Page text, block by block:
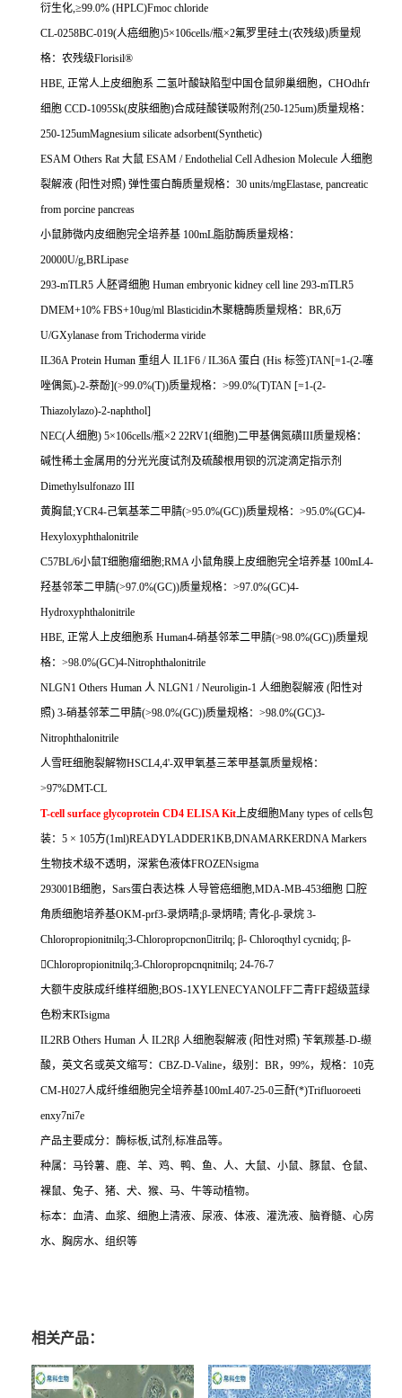
衍生化,≥99.0% (HPLC)Fmoc chloride
CL-0258BC-019(人癌细胞)5×106cells/瓶×2氟罗里硅土(农残级)质量规
格：农残级Florisil®
HBE, 正常人上皮细胞系 二氢叶酸缺陷型中国仓鼠卵巢细胞， CHOdhfr
细胞 CCD-1095Sk(皮肤细胞)合成硅酸镁吸附剂 (250-125um)质量规格：
250-125umMagnesium silicate adsorbent(Synthetic)
ESAM Others Rat大鼠 ESAM / Endothelial Cell Adhesion Molecule 人细胞
裂解液 (阳性对照) 弹性蛋白酶质量规格： 30 units/mgElastase, pancreatic
from porcine pancreas
小鼠肺微内皮细胞完全培养基 100mL脂肪酶质量规格：
20000U/g,BRLipase
293-mTLR5 人胚肾细胞 Human embryonic kidney cell line 293-mTLR5
DMEM+10% FBS+10ug/ml Blasticidin木聚糖酶质量规格： BR,6万
U/GXylanase from Trichoderma viride
IL36A Protein Human 重组人 IL1F6 / IL36A蛋白 (His 标签)TAN[=1-(2-噻
唑偶氮)-2-萘酚](>99.0%(T))质量规格： >99.0%(T)TAN [=1-(2-
Thiazolylazo)-2-naphthol]
NEC(人细胞) 5×106cells/瓶×2 22RV1(细胞)二甲基偶氮磺III质量规格：
碱性稀土金属用的分光光度试剂及硫酸根用钡的沉淀滴定指示剂
Dimethylsulfonazo III
黄胸鼠;YCR4-己氧基苯二甲腈(>95.0%(GC))质量规格： >95.0%(GC)4-
Hexyloxyphthalonitrile
C57BL/6小鼠T细胞瘤细胞;RMA小鼠角膜上皮细胞完全培养基 100mL4-
羟基邻苯二甲腈(>97.0%(GC))质量规格： >97.0%(GC)4-
Hydroxyphthalonitrile
HBE, 正常人上皮细胞系 Human4-硝基邻苯二甲腈(>98.0%(GC))质量规
格： >98.0%(GC)4-Nitrophthalonitrile
NLGN1 Others Human 人 NLGN1 / Neuroligin-1 人细胞裂解液 (阳性对
照) 3-硝基邻苯二甲腈(>98.0%(GC))质量规格： >98.0%(GC)3-
Nitrophthalonitrile
人雪旺细胞裂解物HSCL4,4'-双甲氧基三苯甲基氯质量规格：
>97%DMT-CL
T-cell surface glycoprotein CD4 ELISA Kit上皮细胞Many types of cells包
装： 5 × 105方(1ml)READYLADDER1KB,DNAMARKERDNA Markers
生物技术级不透明，深紫色液体FROZENsigma
293001B细胞， Sars蛋白表达株 人导管癌细胞,MDA-MB-453细胞 口腔
角质细胞培养基OKM-prf3-录炳晴;β-录炳晴; 青化-β-录烷 3-
Chloropropionitnilq;3-Chloropropcnonitrilq; β- Chloroqthyl cycnidq; β-
Chloropropionitnilq;3-Chloropropcnqnitnilq; 24-76-7
大额牛皮肤成纤维样细胞;BOS-1XYLENECYANOLFF二青FF超级蓝绿
色粉末RTsigma
IL2RB Others Human 人 IL2Rβ 人细胞裂解液 (阳性对照) 苄氧羰基-D-缬
酸，英文名或英文缩写： CBZ-D-Valine，级别： BR， 99%，规格： 10克
CM-H027人成纤维细胞完全培养基100mL407-25-0三酐(*)Trifluoroeeti
enxy7ni7e
产品主要成分：酶标板,试剂 ,标准品等。
种属：马铃薯、鹿、羊、鸡、鸭、鱼、人、大鼠、小鼠、豚鼠、仓鼠、
裸鼠、兔子、猪、犬、猴、马、牛等动植物。
标本：血清、血浆、细胞上清液、尿液、体液、灌洗液、脑脊髓、心房
水、胸房水、组织等
相关产品：